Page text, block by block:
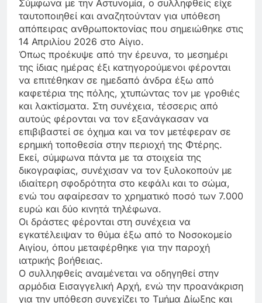
Σύμφωνα με την Αστυνομία, ο συλληφθείς είχε
ταυτοποιηθεί και αναζητούνταν για υπόθεση
απόπειρας ανθρωποκτονίας που σημειώθηκε στις
14 Απριλίου 2026 στο Αίγιο.
Όπως προέκυψε από την έρευνα, το μεσημέρι
της ίδιας ημέρας έξι κατηγορούμενοι φέρονται
να επιτέθηκαν σε ημεδαπό άνδρα έξω από
καφετέρια της πόλης, χτυπώντας τον με γροθιές
και λακτίσματα. Στη συνέχεια, τέσσερις από
αυτούς φέρονται να τον εξανάγκασαν να
επιβιβαστεί σε όχημα και να τον μετέφεραν σε
ερημική τοποθεσία στην περιοχή της Φτέρης.
Εκεί, σύμφωνα πάντα με τα στοιχεία της
δικογραφίας, συνέχισαν να τον ξυλοκοπούν με
ιδιαίτερη σφοδρότητα στο κεφάλι και το σώμα,
ενώ του αφαίρεσαν το χρηματικό ποσό των 7.000
ευρώ και δύο κινητά τηλέφωνα.
Οι δράστες φέρονται στη συνέχεια να
εγκατέλειψαν το θύμα έξω από το Νοσοκομείο
Αιγίου, όπου μεταφέρθηκε για την παροχή
ιατρικής βοήθειας.
Ο συλληφθείς αναμένεται να οδηγηθεί στην
αρμόδια Εισαγγελική Αρχή, ενώ την προανάκριση
για την υπόθεση συνεχίζει το Τμήμα Δίωξης και